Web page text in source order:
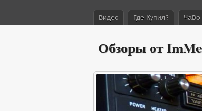
Видео Где Купил? ЧаВо
Обзоры от